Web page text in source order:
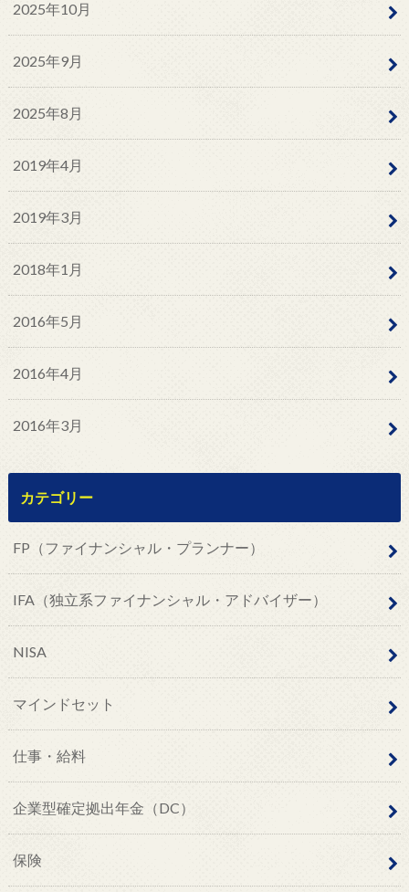
2025年10月
2025年9月
2025年8月
2019年4月
2019年3月
2018年1月
2016年5月
2016年4月
2016年3月
カテゴリー
FP（ファイナンシャル・プランナー）
IFA（独立系ファイナンシャル・アドバイザー）
NISA
マインドセット
仕事・給料
企業型確定拠出年金（DC）
保険